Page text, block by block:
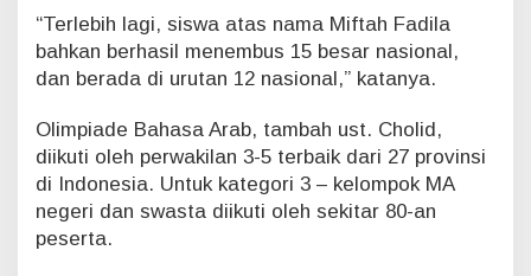
n
d
o
n
s
i
a
“Terlebih lagi, siswa atas nama Miftah Fadila
bahkan berhasil menembus 15 besar nasional,
dan berada di urutan 12 nasional,” katanya.
Olimpiade Bahasa Arab, tambah ust. Cholid,
diikuti oleh perwakilan 3-5 terbaik dari 27 provinsi
di Indonesia. Untuk kategori 3 – kelompok MA
negeri dan swasta diikuti oleh sekitar 80-an
peserta.